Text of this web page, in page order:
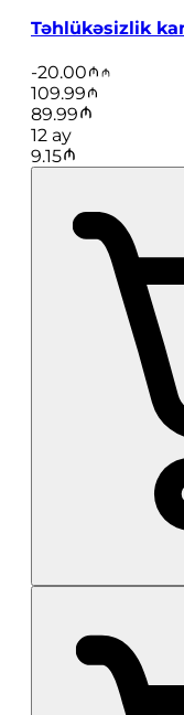
Təhlükəsizlik
-20.00
109.99
89.99
12 ay
9.15